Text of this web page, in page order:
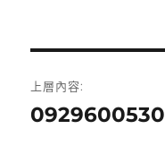
章
上層內容:
0929600530